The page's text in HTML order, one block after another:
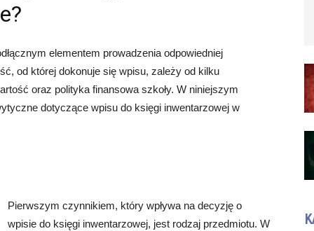
elementem prowadzenia odpowiedniej
od której dokonuje się wpisu, zależy od kilku
oraz polityka finansowa szkoły. W niniejszym
dotyczące wpisu do księgi inwentarzowej w
Pierwszym czynnikiem, który wpływa na decyzję o
wpisie do księgi inwentarzowej, jest rodzaj przedmiotu. W